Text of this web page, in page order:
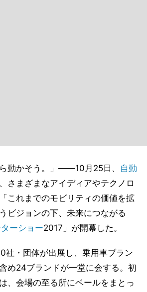
ら動かそう。」――10月25日、 自動
さまざまなアイディアやテクノロ
これまでのモビリティの価値を拡
ビジョンの下、未来につながる
ーショー2017」が開幕した。
社・団体が出展し、乗用車ブラン
め24ブランドが一堂に会する。初
、会場の至る所にベールをまとっ